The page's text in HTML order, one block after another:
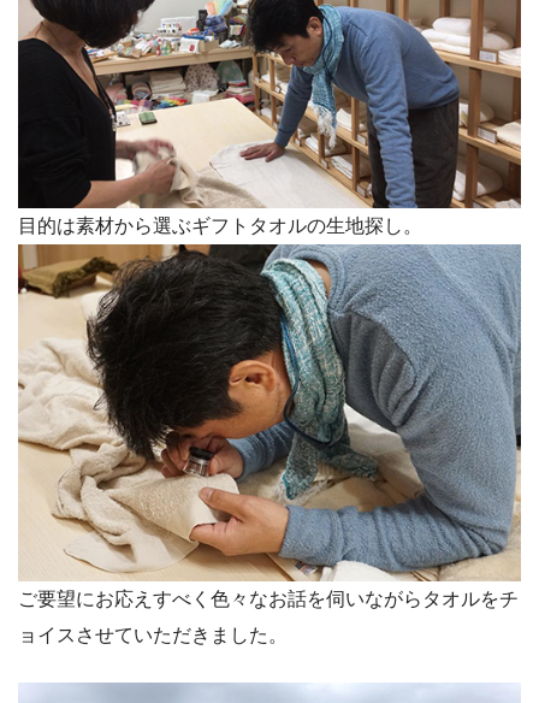
目的は素材から選ぶギフトタオルの生地探し。
ご要望にお応えすべく色々なお話を伺いながらタオルをチ
ョイスさせていただきました。